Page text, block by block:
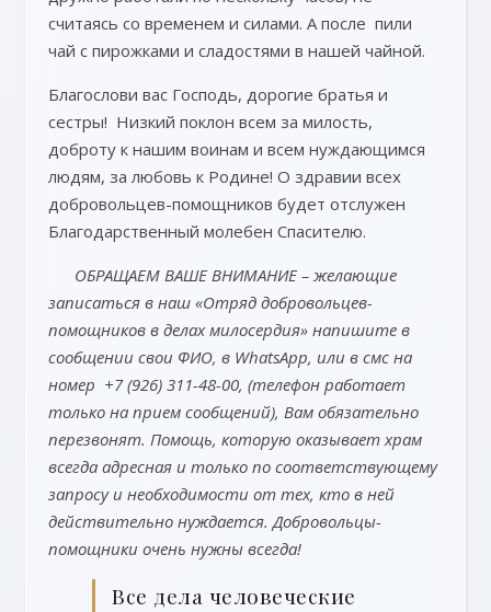
считаясь со временем и силами. А после пили
чай с пирожками и сладостями в нашей чайной.
Благослови вас Господь, дорогие братья и
сестры! Низкий поклон всем за милость,
доброту к нашим воинам и всем нуждающимся
людям, за любовь к Родине! О здравии всех
добровольцев-помощников будет отслужен
Благодарственный молебен Спасителю.
ОБРАЩАЕМ ВАШЕ ВНИМАНИЕ – желающие
записаться в наш «Отряд добровольцев-
помощников в делах милосердия» напишите в
сообщении свои ФИО, в WhatsApp, или в смс на
номер +7 (926) 311-48-00, (телефон работает
только на прием сообщений), Вам обязательно
перезвонят. Помощь, которую оказывает храм
всегда адресная и только по соответствующему
запросу и необходимости от тех, кто в ней
действительно нуждается. Добровольцы-
помощники очень нужны всегда!
Все дела человеческие